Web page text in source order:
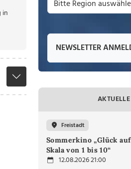
in
NEWSLETTER
Freistadt
Sommerkino „Glück
Skala von 1 bis 10“
12.08.2026 21:00